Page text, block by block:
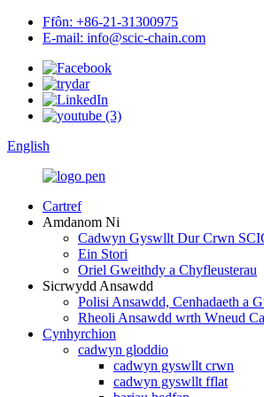
Ffôn: +86-21-31300975
E-mail: info@scic-chain.com
English
Cartref
Amdanom Ni
Cadwyn Gyswllt Dur Crwn
Ein Stori
Oriel Gweithdy a Chyfleusterau
Sicrwydd Ansawdd
Polisi Ansawdd, Cenhadaeth a
Rheoli Ansawdd wrth Wneud
Cynhyrchion
cadwyn gloddio
cadwyn gyswllt crwn
cadwyn gyswllt fflat